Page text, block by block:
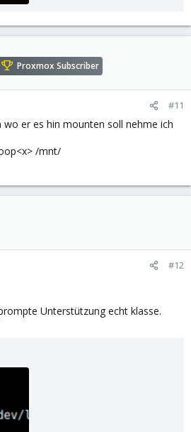
Proxmox Subscriber
#11
er es hin mounten soll nehme ich
/mnt/
#12
Unterstützung echt klasse.